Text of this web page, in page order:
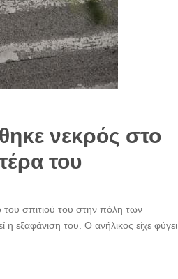
νεκρός στο
του
σπιτιού του στην πόλη των
εξαφάνιση του. Ο ανήλικος είχε φύγει